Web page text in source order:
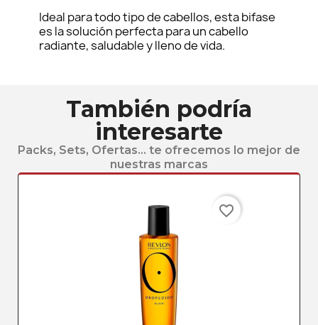
Ideal para todo tipo de cabellos, esta bifase
es la solución perfecta para un cabello
radiante, saludable y lleno de vida.
También podría
interesarte
Packs, Sets, Ofertas... te ofrecemos lo mejor de
nuestras marcas
favorite_border